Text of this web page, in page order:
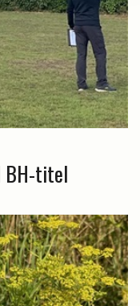
BH-titel